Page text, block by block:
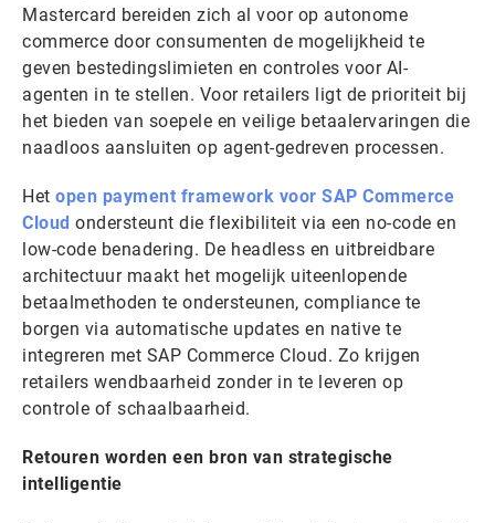
Mastercard bereiden zich al voor op autonome
commerce door consumenten de mogelijkheid te
geven bestedingslimieten en controles voor AI-
agenten in te stellen. Voor retailers ligt de prioriteit bij
het bieden van soepele en veilige betaalervaringen die
naadloos aansluiten op agent-gedreven processen.
Het open payment framework voor SAP Commerce
Cloud ondersteunt die flexibiliteit via een no-code en
low-code benadering. De headless en uitbreidbare
architectuur maakt het mogelijk uiteenlopende
betaalmethoden te ondersteunen, compliance te
borgen via automatische updates en native te
integreren met SAP Commerce Cloud. Zo krijgen
retailers wendbaarheid zonder in te leveren op
controle of schaalbaarheid.
Retouren worden een bron van strategische
intelligentie